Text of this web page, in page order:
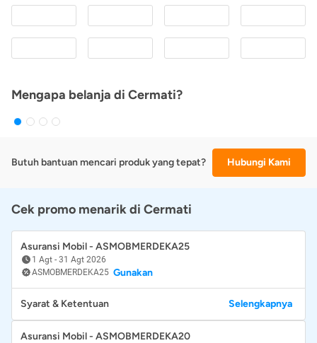
Mengapa belanja di Cermati?
Butuh bantuan mencari produk yang tepat? Hubungi Kami
Cek promo menarik di Cermati
Asuransi Mobil - ASMOBMERDEKA25
1 Agt - 31 Agt 2026
ASMOBMERDEKA25 Gunakan
Syarat & Ketentuan Selengkapnya
Asuransi Mobil - ASMOBMERDEKA20